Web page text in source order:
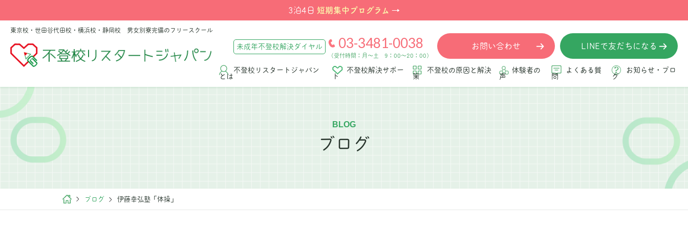
3泊4日 短期集中プログラム →
東京校・世田谷代田校・横浜校・静岡校 男女別寮完備のフリースクール
未成年不登校解決ダイヤル 03-3481-0038
（受付時間：月～土 9：00～20：00）
お問い合わせ LINEで友だちになる
不登校リスタートジャパン
とは
不登校解決サポー
ト
不登校の原因と解決
策
体験者の
声
よくある質
問
お知らせ・ブロ
グ
BLOG
ブログ
ブログ 伊藤幸弘塾「体操」